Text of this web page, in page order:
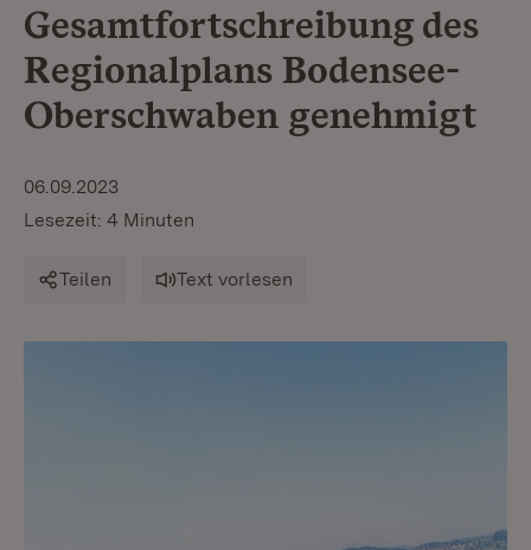
Gesamtfortschreibung des
Regionalplans Bodensee-
Oberschwaben genehmigt
06.09.2023
Lesezeit: 4 Minuten
Teilen Text vorlesen